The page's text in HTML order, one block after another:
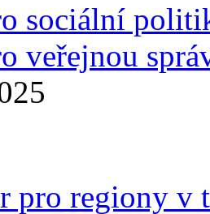
sociální
veřejnou
pro regiony v